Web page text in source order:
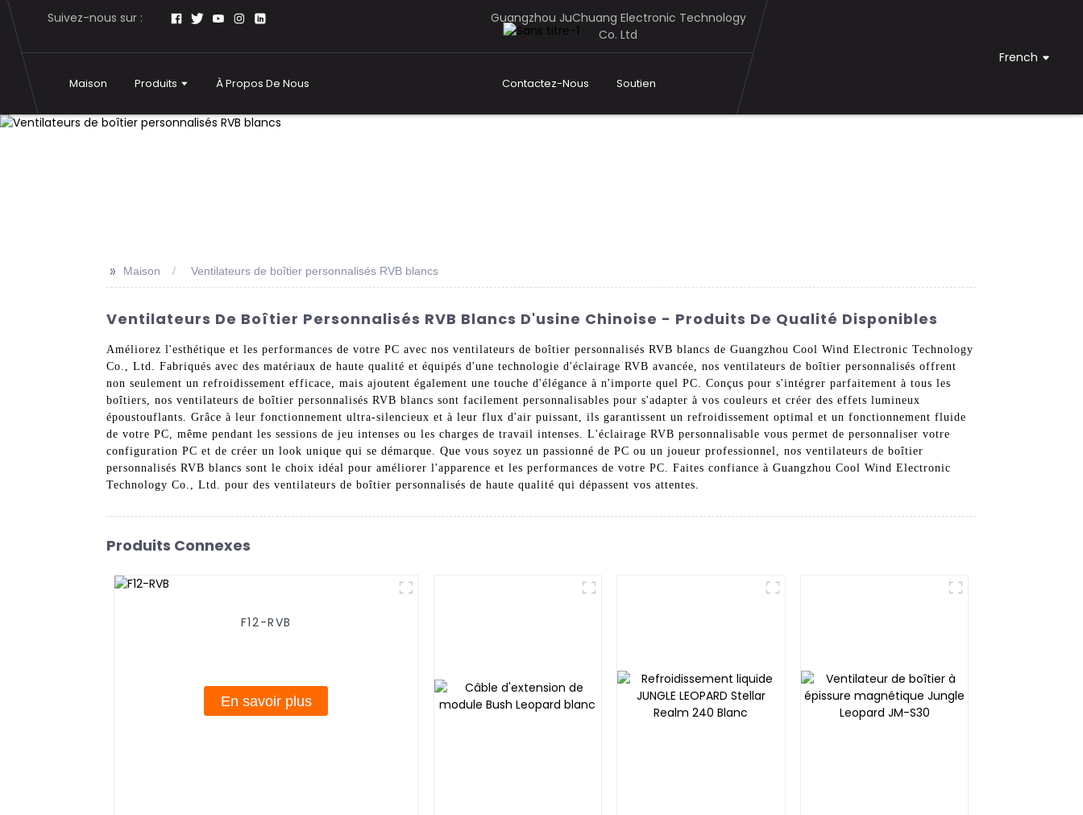
Suivez-nous sur :
Guangzhou JuChuang Electronic Technology
Co. Ltd
Maison Produits À Propos De Nous Contactez-Nous Soutien
French
>> Maison Ventilateurs de boîtier personnalisés RVB blancs
Ventilateurs De Boîtier Personnalisés RVB Blancs D'usine Chinoise - Produits De Qualité Disponibles
Améliorez l'esthétique et les performances de votre PC avec nos ventilateurs de boîtier personnalisés RVB blancs de Guangzhou Cool Wind Electronic Technology
Co., Ltd. Fabriqués avec des matériaux de haute qualité et équipés d'une technologie d'éclairage RVB avancée, nos ventilateurs de boîtier personnalisés offrent
non seulement un refroidissement efficace, mais ajoutent également une touche d'élégance à n'importe quel PC. Conçus pour s'intégrer parfaitement à tous les
boîtiers, nos ventilateurs de boîtier personnalisés RVB blancs sont facilement personnalisables pour s'adapter à vos couleurs et créer des effets lumineux
époustouflants. Grâce à leur fonctionnement ultra-silencieux et à leur flux d'air puissant, ils garantissent un refroidissement optimal et un fonctionnement fluide
de votre PC, même pendant les sessions de jeu intenses ou les charges de travail intenses. L'éclairage RVB personnalisable vous permet de personnaliser votre
configuration PC et de créer un look unique qui se démarque. Que vous soyez un passionné de PC ou un joueur professionnel, nos ventilateurs de boîtier
personnalisés RVB blancs sont le choix idéal pour améliorer l'apparence et les performances de votre PC. Faites confiance à Guangzhou Cool Wind Electronic
Technology Co., Ltd. pour des ventilateurs de boîtier personnalisés de haute qualité qui dépassent vos attentes.
Produits Connexes
F12-RVB
En savoir plus